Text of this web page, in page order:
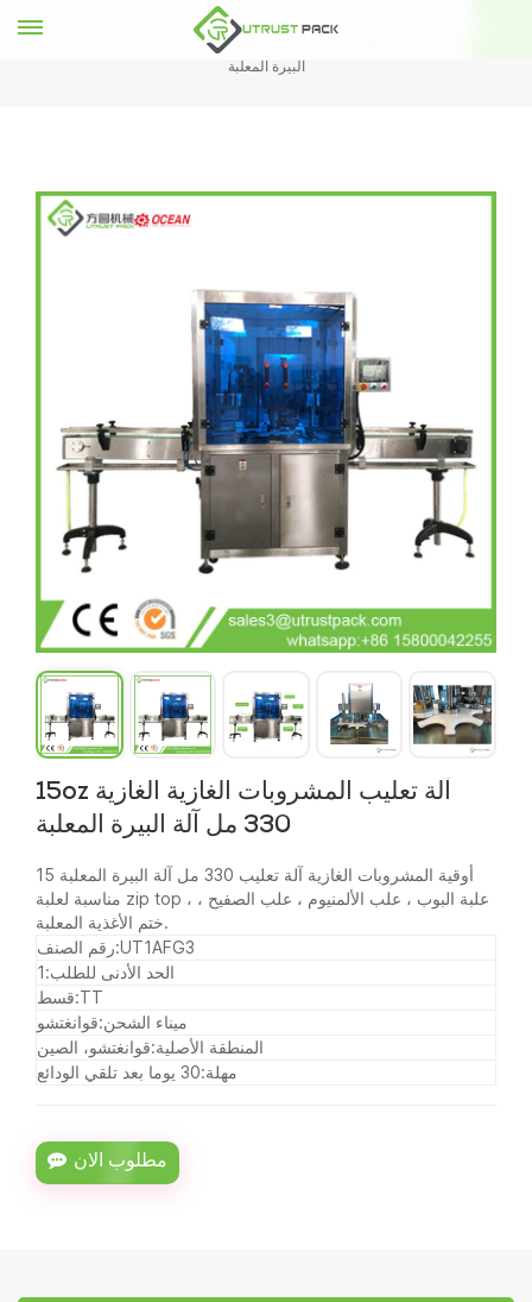
15oz آلة تعليب المشروبات الغازية الغازية 330 مل آلة
البيرة المعلبة
15oz آلة تعليب المشروبات الغازية الغازية
330 مل آلة البيرة المعلبة
15 أوقية المشروبات الغازية آلة تعليب 330 مل آلة البيرة المعلبة
مناسبة لعلبة zip top ، علبة البوب ، علب الألمنيوم ، علب الصفيح ،
ختم الأغذية المعلبة.
رقم الصنف:UT1AFG3
الحد الأدنى للطلب:1
قسط:TT
ميناء الشحن:قوانغتشو
المنطقة الأصلية:قوانغتشو، الصين
مهلة:30 يوما بعد تلقي الودائع
مطلوب الان